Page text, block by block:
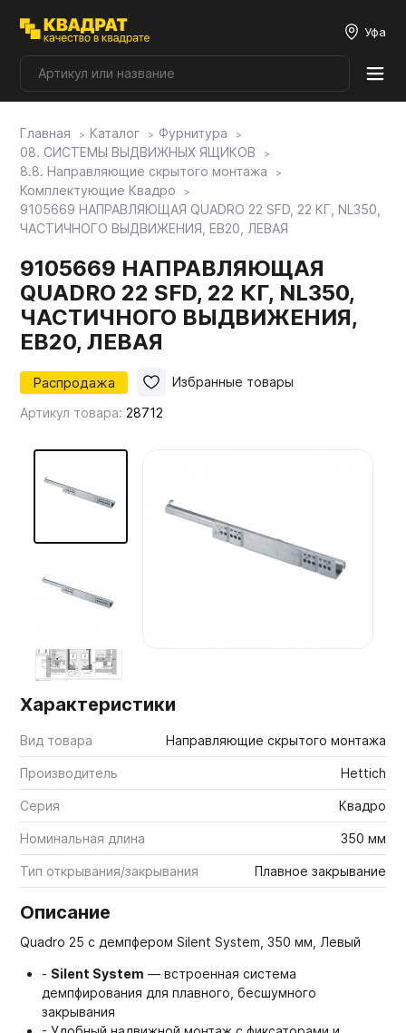
Уфа
Плитные материалы
Фурнитура
Мой ЭГГЕР
Фасады
Главная Каталог
Фурнитура
08. СИСТЕМЫ ВЫДВИЖНЫХ ЯЩИКОВ
8.8. Направляющие скрытого монтажа
Комплектующие Квадро
9105669 НАПРАВЛЯЮЩАЯ QUADRO 22 SFD, 22 КГ, NL350,
ЧАСТИЧНОГО ВЫДВИЖЕНИЯ, EB20, ЛЕВАЯ
9105669 НАПРАВЛЯЮЩАЯ
QUADRO 22 SFD, 22 КГ, NL350,
ЧАСТИЧНОГО ВЫДВИЖЕНИЯ,
EB20, ЛЕВАЯ
Распродажа
Артикул товара: 28712
Избранные товары
Характеристики
Вид товара Направляющие скрытого монтажа
Производитель Hettich
Серия Квадро
Номинальная длина 350 мм
Тип открывания/закрывания Плавное закрывание
Описание
Quadro 25 с демпфером Silent System, 350 мм, Левый
- Silent System — встроенная система
демпфирования для плавного, бесшумного
закрывания